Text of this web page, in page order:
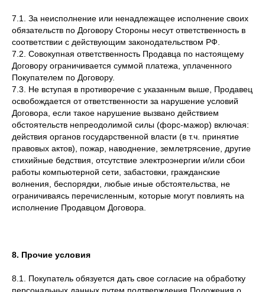
7.1. За неисполнение или ненадлежащее исполнение своих
обязательств по Договору Стороны несут ответственность в
соответствии с действующим законодательством РФ.
7.2. Совокупная ответственность Продавца по настоящему
Договору ограничивается суммой платежа, уплаченного
Покупателем по Договору.
7.3. Не вступая в противоречие с указанным выше, Продавец
освобождается от ответственности за нарушение условий
Договора, если такое нарушение вызвано действием
обстоятельств непреодолимой силы (форс-мажор) включая:
действия органов государственной власти (в т.ч. принятие
правовых актов), пожар, наводнение, землетрясение, другие
стихийные бедствия, отсутствие электроэнергии и/или сбои
работы компьютерной сети, забастовки, гражданские
волнения, беспорядки, любые иные обстоятельства, не
ограничиваясь перечисленным, которые могут повлиять на
исполнение Продавцом Договора.
8. Прочие условия
8.1. Покупатель обязуется дать свое согласие на обработку